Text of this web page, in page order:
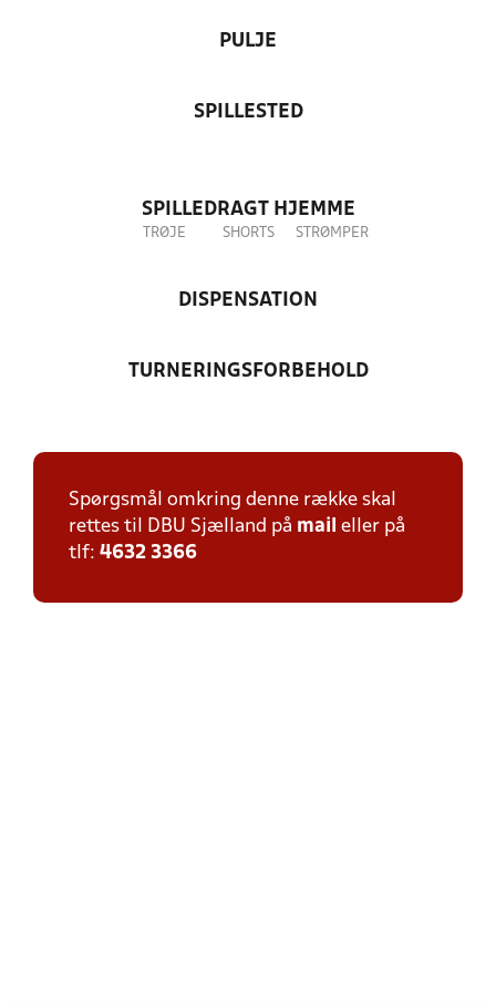
PULJE
SPILLESTED
SPILLEDRAGT HJEMME
TRØJE SHORTS STRØMPER
DISPENSATION
TURNERINGSFORBEHOLD
Spørgsmål omkring denne række skal
rettes til DBU Sjælland på mail eller på
tlf: 4632 3366